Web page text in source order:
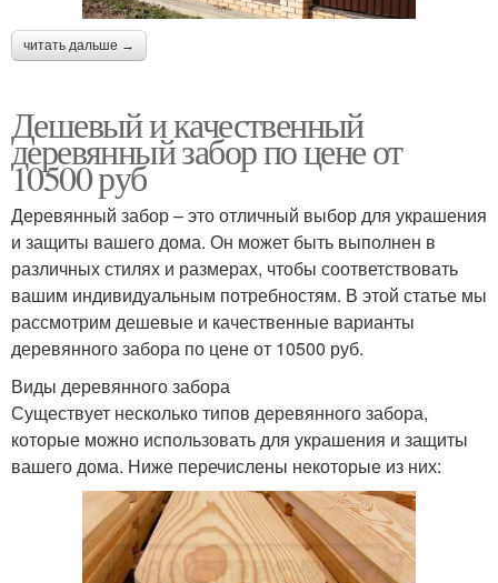
читать дальше →
Дешевый и качественный
деревянный забор по цене от
10500 руб
Деревянный забор – это отличный выбор для украшения
и защиты вашего дома. Он может быть выполнен в
различных стилях и размерах, чтобы соответствовать
вашим индивидуальным потребностям. В этой статье мы
рассмотрим дешевые и качественные варианты
деревянного забора по цене от 10500 руб.
Виды деревянного забора
Существует несколько типов деревянного забора,
которые можно использовать для украшения и защиты
вашего дома. Ниже перечислены некоторые из них: